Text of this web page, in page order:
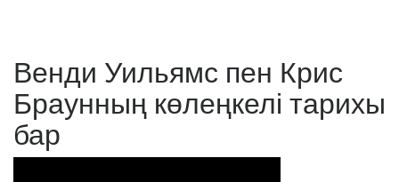
Венди Уильямс пен Крис
Браунның көлеңкелі тарихы
бар